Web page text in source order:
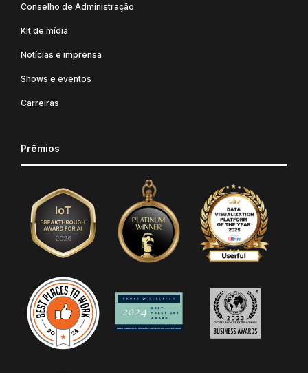
Conselho de Administração
Kit de mídia
Notícias e imprensa
Shows e eventos
Carreiras
Prêmios